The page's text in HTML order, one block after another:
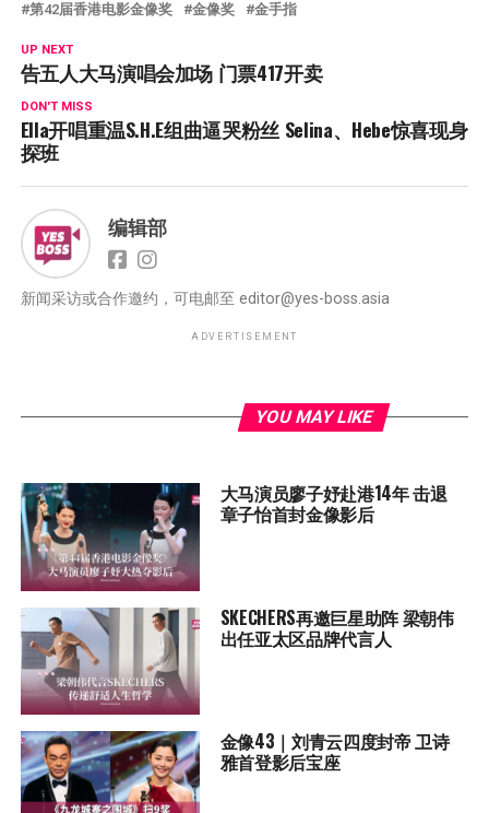
第42届香港电影金像奖
金像奖 金手指
UP NEXT
告五人大马演唱会加场 门票417开卖
DON'T MISS
Ella开唱重温S.H.E组曲逼哭粉丝 Selina、Hebe惊喜现身
探班
编辑部
新闻采访或合作邀约，可电邮至 editor@yes-boss.asia
ADVERTISEMENT
YOU MAY LIKE
大马演员廖子妤赴港14年 击退
章子怡首封金像影后
SKECHERS再邀巨星助阵 梁朝伟
出任亚太区品牌代言人
金像43｜刘青云四度封帝 卫诗
雅首登影后宝座